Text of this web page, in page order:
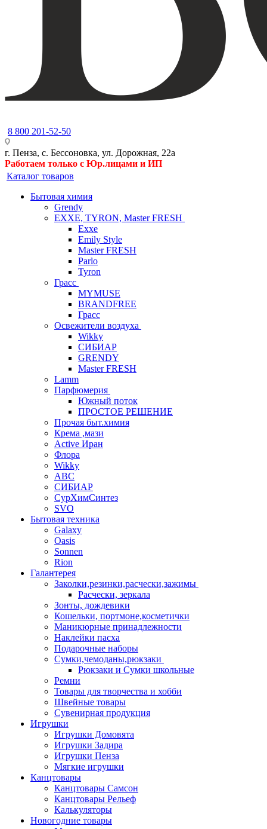
8 800 201-52-50
г. Пенза, с. Бессоновка, ул. Дорожная, 22а
Работаем только с Юр.лицами и ИП
Каталог товаров
Бытовая химия
Grendy
EXXE, TYRON, Master FRESH
Exxe
Emily Style
Master FRESH
Parlo
Tyron
Грасс
MYMUSE
BRANDFREE
Грасс
Освежители воздуха
Wikky
СИБИАР
GRENDY
Master FRESH
Lamm
Парфюмерия
Южный поток
ПРОСТОЕ РЕШЕНИЕ
Прочая быт.химия
Крема ,мази
Аctive Иран
Флора
Wikky
АВС
СИБИАР
СурХимСинтез
SVO
Бытовая техника
Galaxy
Oasis
Sonnen
Rion
Галантерея
Заколки,резинки,расчески,зажимы
Расчески, зеркала
Зонты, дождевики
Кошельки, портмоне,косметички
Маникюрные принадлежности
Наклейки пасха
Подарочные наборы
Сумки,чемоданы,рюкзаки
Рюкзаки и Сумки школьные
Ремни
Товары для творчества и хобби
Швейные товары
Сувенирная продукция
Игрушки
Игрушки Домовята
Игрушки Задира
Игрушки Пенза
Мягкие игрушки
Канцтовары
Канцтовары Самсон
Канцтовары Рельеф
Калькуляторы
Новогодние товары